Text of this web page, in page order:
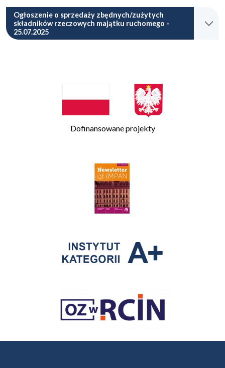
Ogłoszenie o sprzedaży zbędnych/zużytych
składników rzeczowych majątku ruchomego -
25.07.2025
Dofinansowane projekty